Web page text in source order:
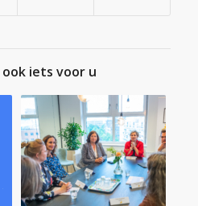
ook iets voor u